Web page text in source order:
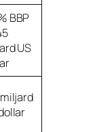
BBP
US